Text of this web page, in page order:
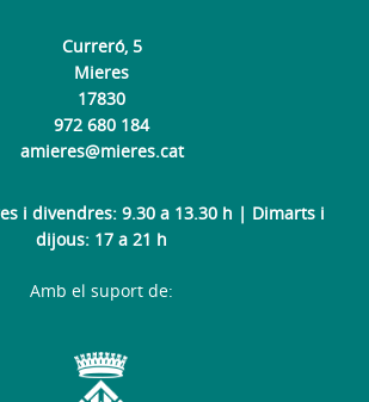
Curreró, 5
Mieres
17830
972 680 184
amieres@mieres.cat
i divendres: 9.30 a 13.30 h | Dimarts i
dijous: 17 a 21 h
Amb el suport de: